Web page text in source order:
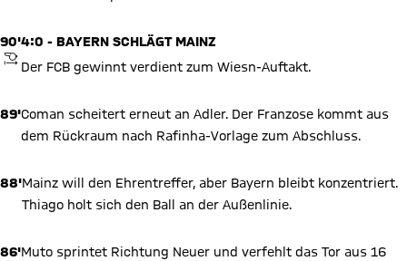
90'
ANPFIFF
4:0 - BAYERN SCHLÄGT MAINZ
Der FCB gewinnt verdient zum Wiesn-Auftakt.
89'Coman scheitert erneut an Adler. Der Franzose kommt aus
dem Rückraum nach Rafinha-Vorlage zum Abschluss.
88'Mainz will den Ehrentreffer, aber Bayern bleibt konzentriert.
Thiago holt sich den Ball an der Außenlinie.
86'Muto sprintet Richtung Neuer und verfehlt das Tor aus 16